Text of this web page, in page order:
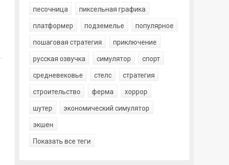
песочница пиксельная графика
платформер подземелье популярное
пошаговая стратегия приключение
русская озвучка симулятор спорт
средневековье стелс стратегия
строительство ферма хоррор
шутер экономический симулятор
экшен
Показать все теги